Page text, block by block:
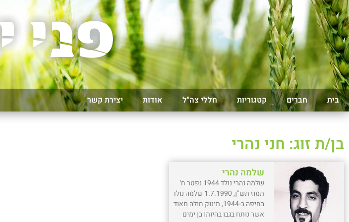
בית חברים קטגוריות חללי צה"ל אודות יצירת קשר
בן/ת זוג: חני נהרי
שלמה נהרי
שלמה נהרי נולד 1944 נפטר ח'
תמוז תש"ן, 1.7.1990 שלמה נולד
בחיפה ב-1944, תינוק חולה מאוד
אשר נותח בגבו בהיותו בן ימים